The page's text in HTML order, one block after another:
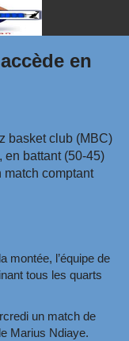
en
basket club (MBC)
en battant (50-45)
match comptant
montée, l’équipe de
tous les quarts
un match de
Marius Ndiaye.